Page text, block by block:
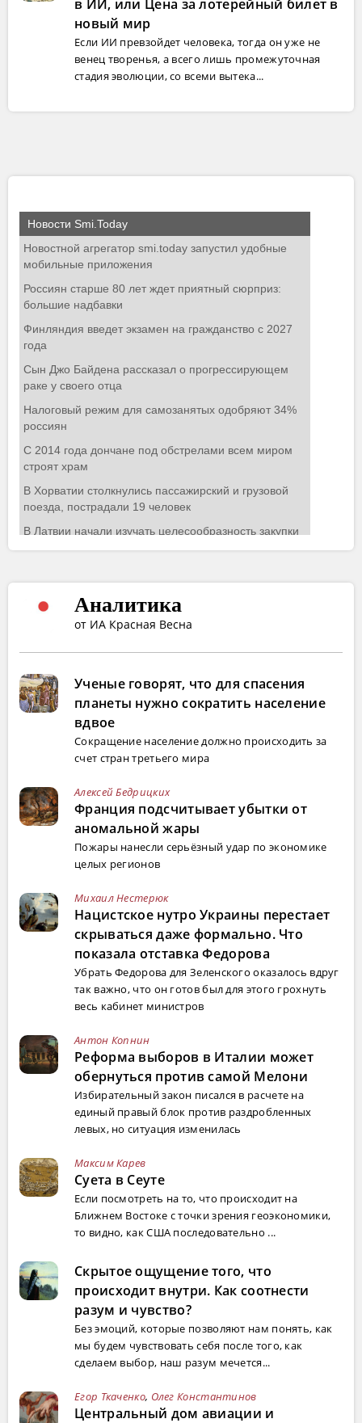
в ИИ, или Цена за лотерейный билет в
новый мир
Если ИИ превзойдет человека, тогда он уже не
венец творенья, а всего лишь промежуточная
стадия эволюции, со всеми вытека...
Аналитика
от ИА Красная Весна
Ученые говорят, что для спасения
планеты нужно сократить население
вдвое
Сокращение население должно происходить за
счет стран третьего мира
Алексей Бедрицких
Франция подсчитывает убытки от
аномальной жары
Пожары нанесли серьёзный удар по экономике
целых регионов
Михаил Нестерюк
Нацистское нутро Украины перестает
скрываться даже формально. Что
показала отставка Федорова
Убрать Федорова для Зеленского оказалось вдруг
так важно, что он готов был для этого грохнуть
весь кабинет министров
Антон Копнин
Реформа выборов в Италии может
обернуться против самой Мелони
Избирательный закон писался в расчете на
единый правый блок против раздробленных
левых, но ситуация изменилась
Максим Карев
Суета в Сеуте
Если посмотреть на то, что происходит на
Ближнем Востоке с точки зрения геоэкономики,
то видно, как США последовательно ...
Скрытое ощущение того, что
происходит внутри. Как соотнести
разум и чувство?
Без эмоций, которые позволяют нам понять, как
мы будем чувствовать себя после того, как
сделаем выбор, наш разум мечется...
Егор Ткаченко, Олег Константинов
Центральный дом авиации и